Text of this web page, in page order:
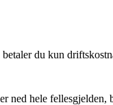
du kun
ned hele fellesgjelden,